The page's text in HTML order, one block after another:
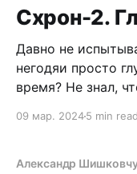
покорно
Схрон-2.
Давно не
негодяи просто
время? Не знал,
терял
в сортир, полный
09 мар. 20245 min read
Александр